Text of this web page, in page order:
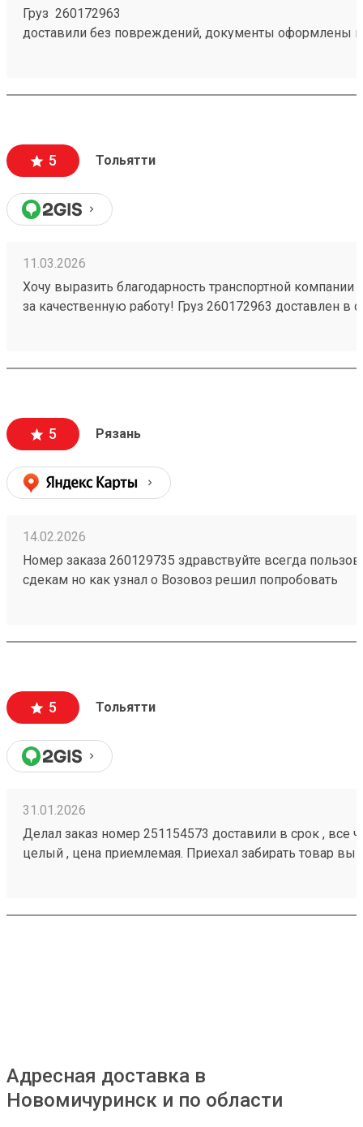
Груз 260172963
доставили без повреждений, документы оформлены
5 Тольятти
11.03.2026
Хочу выразить благодарность транспортной компании
за качественную работу! Груз 260172963 доставлен в
5 Рязань
14.02.2026
Номер заказа 260129735 здравствуйте всегда
сдекам но как узнал о Возовоз решил попробовать
не нужно ждать по пол дня ответа теперь буду
быстро и хорошо всем советую пользоваться этой
5 Тольятти
31.01.2026
Делал заказ номер 251154573 доставили в срок , все
целый , цена приемлемая. Приехал забирать товар
Адресная доставка в
Новомичуринск и по области